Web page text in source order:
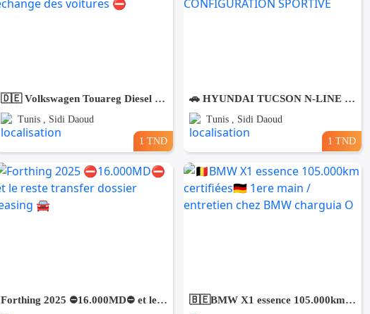
🇩🇪 Volkswagen Touareg Diesel TDI V6 2010 🇩🇪 ⛔️ on accepte l échange des voitures ⛔️
Tunis , Sidi Daoud
1 TND
🚗 HYUNDAI TUCSON N-LINE 2020 – ÉTAT IRRÉPROCHABLE – CONFIGURATION SPORTIVE
Tunis , Sidi Daoud
1 TND
Forthing 2025 ⛔️16.000MD⛔️ et le reste transfer dossier leasing 🚘 🇧🇪BMW X1 essence 105.000km certifiées🇩🇪 1ere main / entretien chez BMW charguia O